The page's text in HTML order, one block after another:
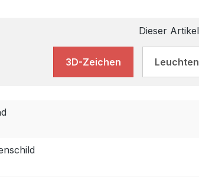
Dieser
3D-Zeichen